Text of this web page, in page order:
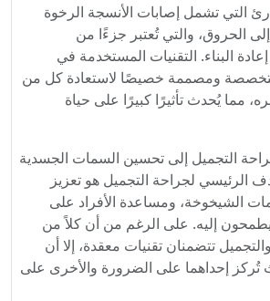
التي تشمل إصابات الأنسجة الرخوة
الحروق، والتي تُعتبر جزءًا من
البناء. التقنيات المستخدمة في
متخصصة ومصممة خصيصًا لاستعادة كل من
مما يُحدث تأثيرًا كبيرًا على حياة
التجميل إلى تحسين السمات الجسدية
الرئيسي لجراحة التجميل هو تعزيز
الشيخوخة، ومساعدة الأفراد على
إليه. على الرغم من أن كلاً من
تتضمنان تقنيات معقدة، إلا أن
تُركز إحداهما على الضرورة والأخرى على